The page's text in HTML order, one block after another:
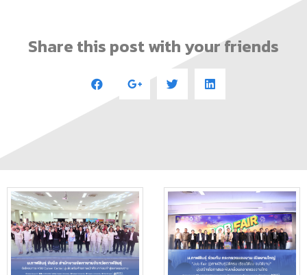
Share this post with your friends